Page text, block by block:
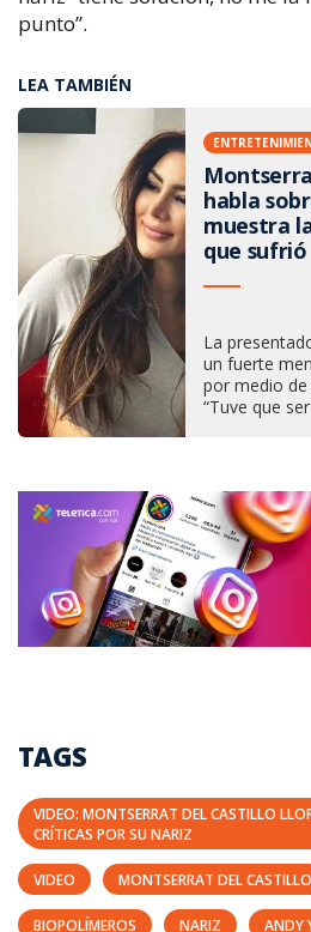
punto”.
LEA TAMBIÉN
habla
muestra
que sufrió
La
un fuerte
por medio de
“Tuve que
TAGS
VIDEO: MONTSERRAT DEL CASTILLO
CRÍTICAS POR SU NARIZ
VIDEO MONTSERRAT DEL CASTILLO
BIOPOLÍMEROS NARIZ ANDY